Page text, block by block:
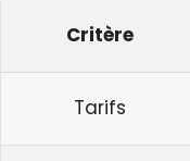
Critère
Tarifs